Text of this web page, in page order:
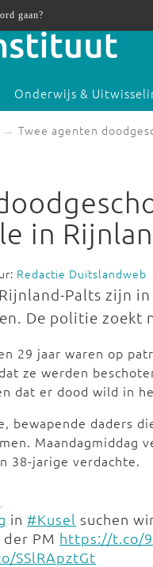
Onderwijs &
Twee agenten
in
Redactie Duitslandweb
Palts zijn
De politie zoekt
29 jaar waren op
ze werden
dat er dood wild in
bewapende daders
Maandagmiddag
38-jarige verdachte.
in #Kusel suchen
PM https://t.co/
SSlRApztGt
gaan?